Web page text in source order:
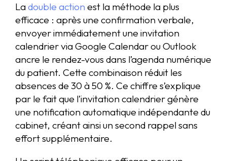
Ladouble action est la méthode la plus
efficace : après une confirmation verbale,
envoyer immédiatement une invitation
calendrier via Google Calendar ou Outlook
ancre le rendez-vous dans l’agenda numérique
du patient. Cette combinaison réduit les
absences de 30 à 50 %. Ce chiffre s’explique
par le fait que l’invitation calendrier génère
une notification automatique indépendante du
cabinet, créant ainsi un second rappel sans
effort supplémentaire.